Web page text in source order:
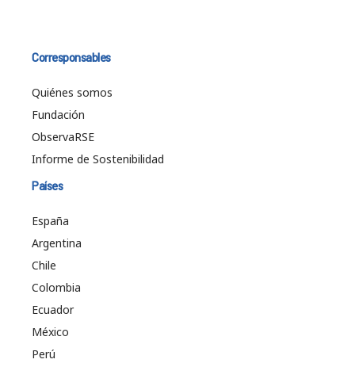
Corresponsables
Quiénes somos
Fundación
ObservaRSE
Informe de Sostenibilidad
Países
España
Argentina
Chile
Colombia
Ecuador
México
Perú